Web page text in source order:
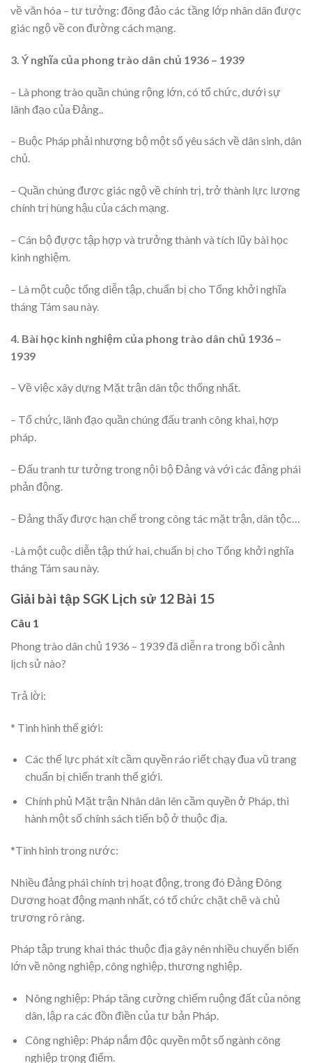
về văn hóa – tư tưởng: đông đảo các tầng lớp nhân dân được
giác ngộ về con đường cách mạng.
3. Ý nghĩa của phong trào dân chủ 1936 – 1939
– Là phong trào quần chúng rộng lớn, có tổ chức, dưới sự
lãnh đạo của Đảng..
– Buộc Pháp phải nhượng bộ một số yêu sách về dân sinh, dân
chủ.
– Quần chúng được giác ngộ về chính trị, trở thành lực lượng
chính trị hùng hậu của cách mạng.
– Cán bộ đựợc tập hợp và trưởng thành và tích lũy bài học
kinh nghiệm.
– Là một cuộc tổng diễn tập, chuẩn bị cho Tổng khởi nghĩa
tháng Tám sau này.
4. Bài học kinh nghiệm của phong trào dân chủ 1936 –
1939
– Về việc xây dựng Mặt trận dân tộc thống nhất.
– Tổ chức, lãnh đạo quần chúng đấu tranh công khai, hợp
pháp.
– Đấu tranh tư tưởng trong nội bộ Đảng và với các đảng phái
phản động.
– Đảng thấy được hạn chế trong công tác mặt trận, dân tộc…
-Là một cuộc diễn tập thứ hai, chuẩn bị cho Tổng khởi nghĩa
tháng Tám sau này.
Giải bài tập SGK Lịch sử 12 Bài 15
Câu 1
Phong trào dân chủ 1936 – 1939 đã diễn ra trong bối cảnh
lịch sử nào?
Trả lời:
* Tình hình thế giới:
Các thế lực phát xít cầm quyền ráo riết chạy đua vũ trang
chuẩn bị chiến tranh thế giới.
Chính phủ Mặt trận Nhân dân lên cầm quyền ở Pháp, thi
hành một số chính sách tiến bộ ở thuộc địa.
*Tình hình trong nước:
Nhiều đảng phái chính trị hoạt động, trong đó Đảng Đông
Dương hoạt động mạnh nhất, có tổ chức chặt chẽ và chủ
trương rõ ràng.
Pháp tập trung khai thác thuộc địa gây nên nhiều chuyển biến
lớn về nông nghiệp, công nghiệp, thương nghiệp.
Nông nghiệp: Pháp tăng cường chiếm ruộng đất của nông
dân, lập ra các đồn điền của tư bản Pháp.
Công nghiệp: Pháp nắm độc quyền một số ngành công
nghiệp trọng điểm.